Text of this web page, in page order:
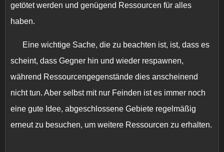
getötet werden und genügend Ressourcen für alles
haben.
Eine wichtige Sache, die zu beachten ist, ist, dass es
scheint, dass Gegner hin und wieder respawnen,
während Ressourcengegenstände dies anscheinend
nicht tun. Aber selbst mit nur Feinden ist es immer noch
eine gute Idee, abgeschlossene Gebiete regelmäßig
erneut zu besuchen, um weitere Ressourcen zu erhalten.